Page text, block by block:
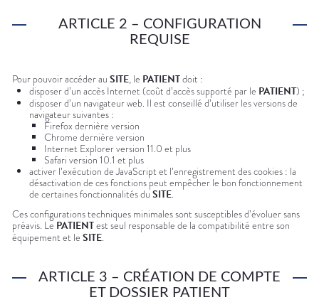
ARTICLE 2 – CONFIGURATION
REQUISE
Pour pouvoir accéder au SITE, le PATIENTdoit :
disposer d’un accès Internet (coût d’accès supporté par le PATIENT) ;
disposer d’un navigateur web. Il est conseillé d’utiliser les versions de
navigateur suivantes :
Firefox dernière version
Chrome dernière version
Internet Explorer version 11.0 et plus
Safari version 10.1 et plus
activer l’exécution de JavaScript et l’enregistrement des cookies : la
désactivation de ces fonctions peut empêcher le bon fonctionnement
de certaines fonctionnalités duSITE.
Ces configurations techniques minimales sont susceptibles d’évoluer sans
préavis. Le PATIENTest seul responsable de la compatibilité entre son
équipement et le SITE.
ARTICLE 3 – CRÉATION DE COMPTE
ET DOSSIER PATIENT